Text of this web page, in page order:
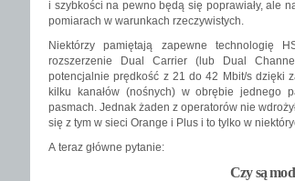
i szybkości na pewno będą się poprawiały, ale
pomiarach w warunkach rzeczywistych.
Niektórzy pamiętają zapewne technologię
rozszerzenie Dual Carrier (lub Dual
potencjalnie prędkość z 21 do 42 Mbit/s dzięki
kilku kanałów (nośnych) w obrębie jednego
pasmach. Jednak żaden z operatorów nie
się z tym w sieci Orange i Plus i to tylko w
A teraz główne pytanie:
Czy są